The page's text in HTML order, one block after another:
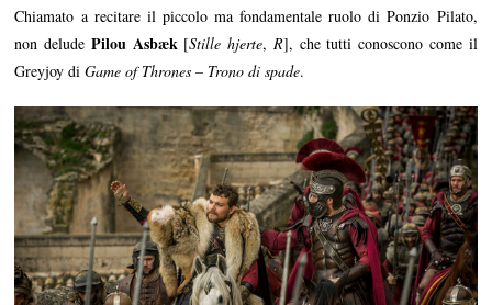
Chiamato a recitare il piccolo ma fondamentale ruolo di Ponzio Pilato,
non delude Pilou Asbæk[Stille hjerte, R], che tutti conoscono come il
Greyjoy diGame of Thrones – Trono di spade.